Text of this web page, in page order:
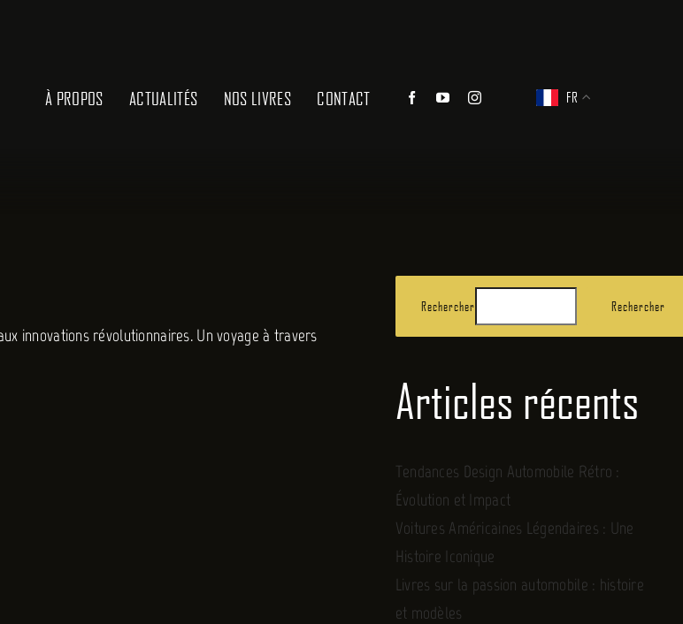
À PROPOS ACTUALITÉS NOS LIVRES CONTACT FR
innovations révolutionnaires. Un voyage à travers
Rechercher Rechercher
Articles récents
Tendances Design Automobile Rétro :
Évolution et Impact
Voitures Américaines Légendaires : Une
Histoire Iconique
Livres sur la passion automobile : histoire
et modèles